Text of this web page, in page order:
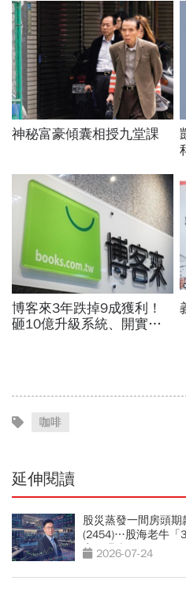
神秘富豪傾囊相授九堂課
博客來3年跌掉9成獲利！
砸10億升級系統、開實體
咖啡
延伸閱讀
股災蒸發一間房頭
(2454)…股海老牛「
宜價曝光
2026-07-24